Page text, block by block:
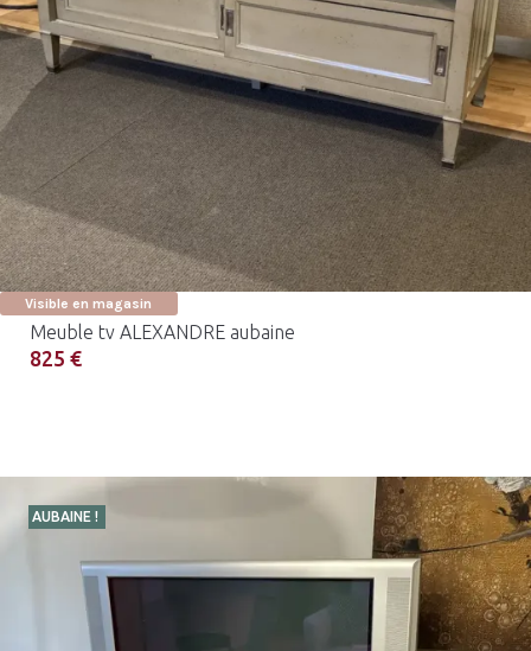
Visible en magasin
Meuble tv ALEXANDRE aubaine
825 €
AUBAINE !